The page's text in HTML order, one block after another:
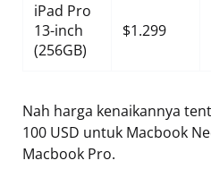
iPad Pro
13-inch
(256GB)
$1.299
Nah harga kenaikannya
100 USD untuk Macbook
Macbook Pro.